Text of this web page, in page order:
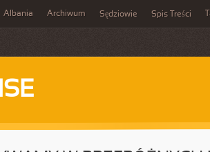
Albania Archiwum Sędziowie Spis Treści